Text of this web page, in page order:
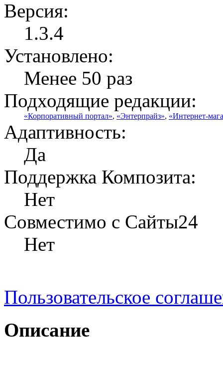
Версия:
1.3.4
Установлено:
Менее 50 раз
Подходящие редакции:
«Корпоративный портал», «Энтерпрайз», «Интернет-
Адаптивность:
Да
Поддержка Композита:
Нет
Совместимо с Сайты24
Нет
Пользовательское
Описание